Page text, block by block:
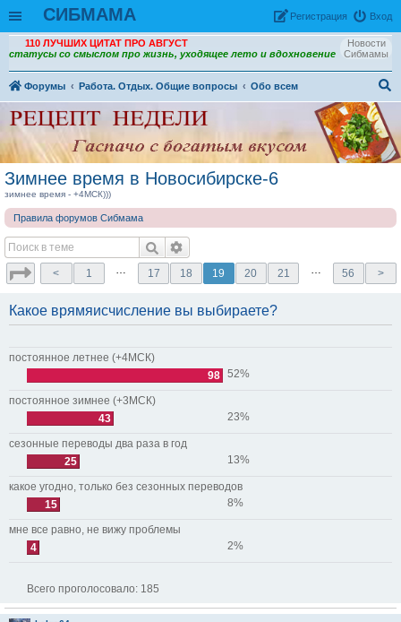
СИБМАМА Вход
Рeгиcтpaция
Новости
Сибмамы
110 ЛУЧШИХ ЦИТАТ ПРО АВГУСТ
статусы со смыслом про жизнь, уходящее лето и вдохновение
Форумы Работа. Отдых. Общие вопросы
Обо всем
ск
Зимнее время в Новосибирске-6
зимнее время - +4МСК)))
Правила форумов Сибмама
< 1 … 17 18 19 20 21 … 56 >
Какое врямяисчисление вы выбираете?
постоянное летнее (+4МСК)
98 52%
постоянное зимнее (+3МСК)
43
23%
сезонные переводы два раза в год
25
13%
какое угодно, только без сезонных переводов
15
8%
мне все равно, не вижу проблемы
4
2%
Всего проголосовало: 185